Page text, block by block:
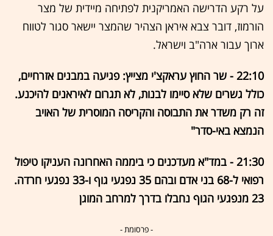
על רקע הדרישה האמריקנית לפתיחה מיידית של מצר
הורמוז, דובר צבא איראן הצהיר שהמצר יישאר סגור לטווח
ארוך עבור ארה"ב וישראל.
22:10 - שר החוץ עראקצ'י מצייץ: פגיעה במבנים אזרחיים,
כולל גשרים שלא סיימו לבנות, לא תגרום לאיראנים להיכנע.
זה רק משדר את התבוסה והקריסה המוסרית של האויב
הנמצא באי-סדר"
21:30 - במד"א מעדכנים כי ביממה האחרונה העניקו טיפול
רפואי ל-68 בני אדם ובהם 35 נפגעי גוף ו-33 נפגעי חרדה.
23 מנפגעי הגוף נחבלו בדרך למרחב המוגן
- פרסומת -